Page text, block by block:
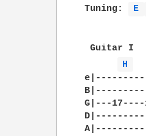
Tuning: E
Guitar I
H
G|---17----